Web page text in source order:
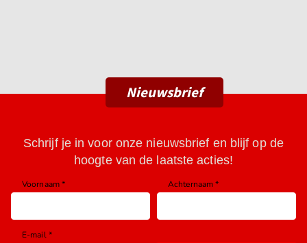
Nieuwsbrief